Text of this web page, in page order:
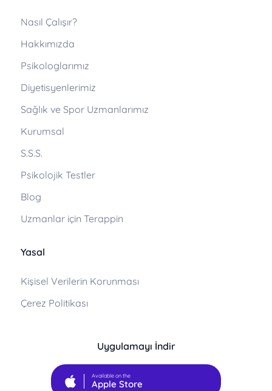
Nasıl Çalışır?
Hakkımızda
Psikologlarımız
Diyetisyenlerimiz
Sağlık ve Spor Uzmanlarımız
Kurumsal
S.S.S.
Psikolojik Testler
Blog
Uzmanlar için Terappin
Yasal
Kişisel Verilerin Korunması
Çerez Politikası
Uygulamayı İndir
Available on the
Apple Store